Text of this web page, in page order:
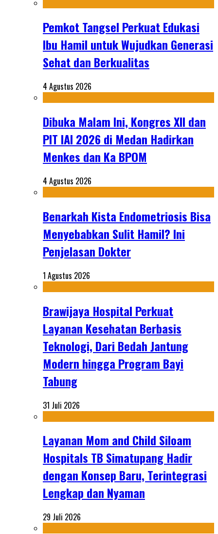
Pemkot Tangsel Perkuat Edukasi
Ibu Hamil untuk Wujudkan Generasi
Sehat dan Berkualitas
4 Agustus 2026
Dibuka Malam Ini, Kongres XII dan
PIT IAI 2026 di Medan Hadirkan
Menkes dan Ka BPOM
4 Agustus 2026
Benarkah Kista Endometriosis Bisa
Menyebabkan Sulit Hamil? Ini
Penjelasan Dokter
1 Agustus 2026
Brawijaya Hospital Perkuat
Layanan Kesehatan Berbasis
Teknologi, Dari Bedah Jantung
Modern hingga Program Bayi
Tabung
31 Juli 2026
Layanan Mom and Child Siloam
Hospitals TB Simatupang Hadir
dengan Konsep Baru, Terintegrasi
Lengkap dan Nyaman
29 Juli 2026